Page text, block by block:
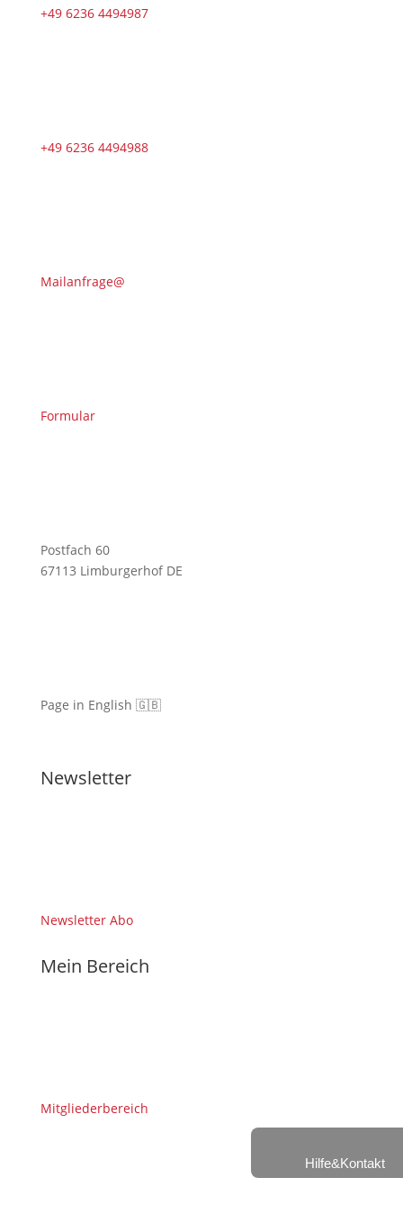
+49 6236 4494987
+49 6236 4494988
Mailanfrage@
Formular
Postfach 60
67113 Limburgerhof DE
Page in English 🇬🇧
Newsletter
Newsletter Abo
Mein Bereich
Mitgliederbereich
Hilfe&Kontakt